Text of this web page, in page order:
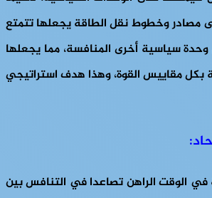
مصادر وخطوط نقل الطاقة يجعلها تتمتع
سياسية أخرى المنافسة، مما يجعلها
مقاييس القوة، وهذا هدف استراتيجي
في الوقت الراهن تصاعدا في التنافس بين